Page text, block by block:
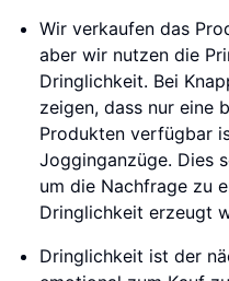
Wir verkaufen das
aber wir nutzen die
Dringlichkeit. Bei
zeigen, dass nur eine
Produkten verfügbar
Jogginganzüge. Dies
um die Nachfrage zu
Dringlichkeit erzeugt
Dringlichkeit ist der